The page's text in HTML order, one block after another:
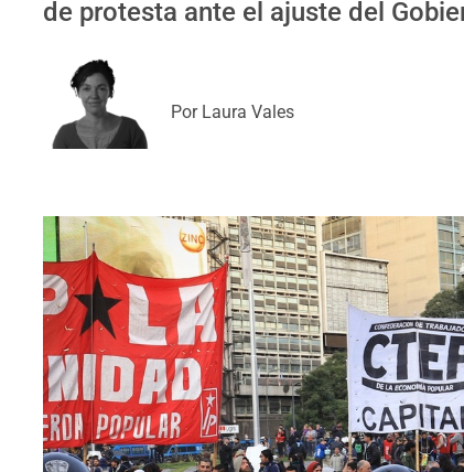
de protesta ante el ajuste del
PorLaura Vales